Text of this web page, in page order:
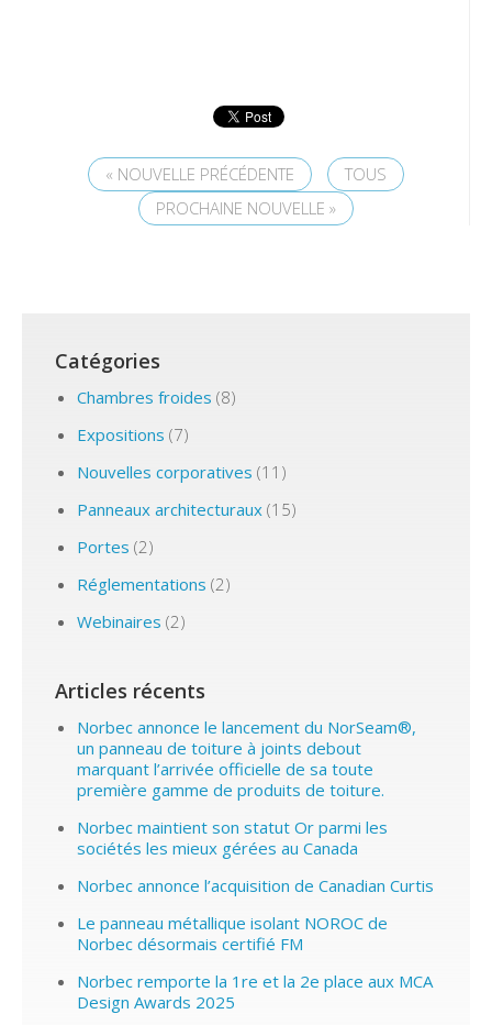
« NOUVELLE PRÉCÉDENTE
TOUS
PROCHAINE NOUVELLE »
Catégories
Chambres froides (8)
Expositions (7)
Nouvelles corporatives (11)
Panneaux architecturaux (15)
Portes (2)
Réglementations (2)
Webinaires (2)
Articles récents
Norbec annonce le lancement du NorSeam®,
un panneau de toiture à joints debout
marquant l’arrivée officielle de sa toute
première gamme de produits de toiture.
Norbec maintient son statut Or parmi les
sociétés les mieux gérées au Canada
Norbec annonce l’acquisition de Canadian Curtis
Le panneau métallique isolant NOROC de
Norbec désormais certifié FM
Norbec remporte la 1re et la 2e place aux MCA
Design Awards 2025